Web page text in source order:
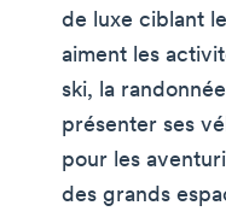
de luxe ciblant
aiment les
ski, la
présenter ses
pour les
des grands